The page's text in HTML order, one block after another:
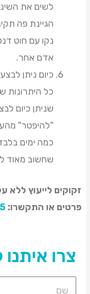
לשים את
הגיינת פה
נקו עם חוט
אדם אחר.
כיום ניתן
כל היתרונות
שניתן כיום
"להיפטר"
כמה ימים
שחשוב מאוד
זקוקים לייעוץ ללא
פרטים או התקשרו:
צרו